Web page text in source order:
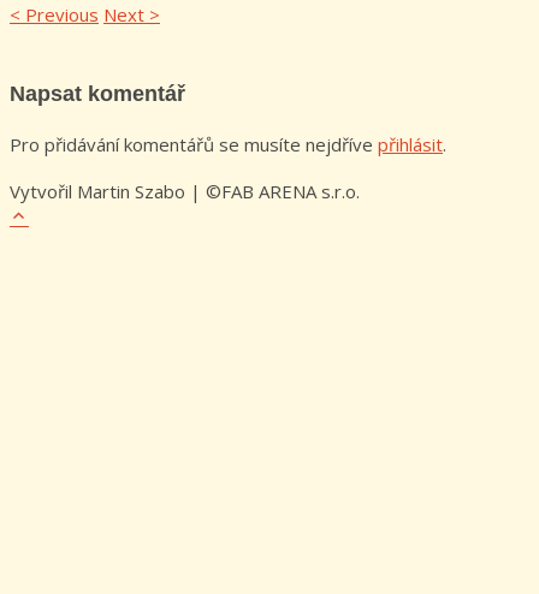
< Previous Next >
Napsat komentář
Pro přidávání komentářů se musíte nejdříve přihlásit.
Vytvořil Martin Szabo | ©FAB ARENA s.r.o.